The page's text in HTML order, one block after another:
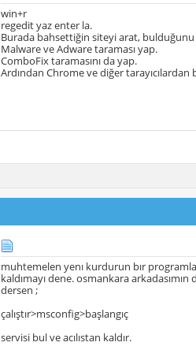
win+r
regedit yaz enter la.
Burada bahsettiğin siteyi arat, bulduğunu
Malware ve Adware taraması yap.
ComboFix taramasını da yap.
Ardından Chrome ve diğer
muhtemelen yenı kurdurun bır
kaldımayı dene. osmankara
dersen ;
çalıştır>msconfig>başlangıç
servisi bul ve acılıstan kaldır.